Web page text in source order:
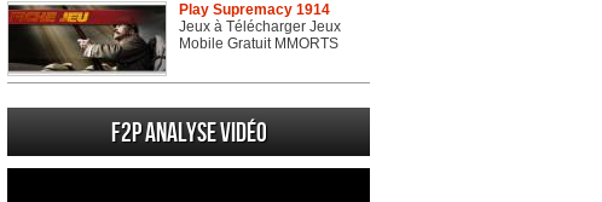
Play Supremacy 1914
Jeux à Télécharger Jeux
Mobile Gratuit MMORTS
F2P Analyse vidéo